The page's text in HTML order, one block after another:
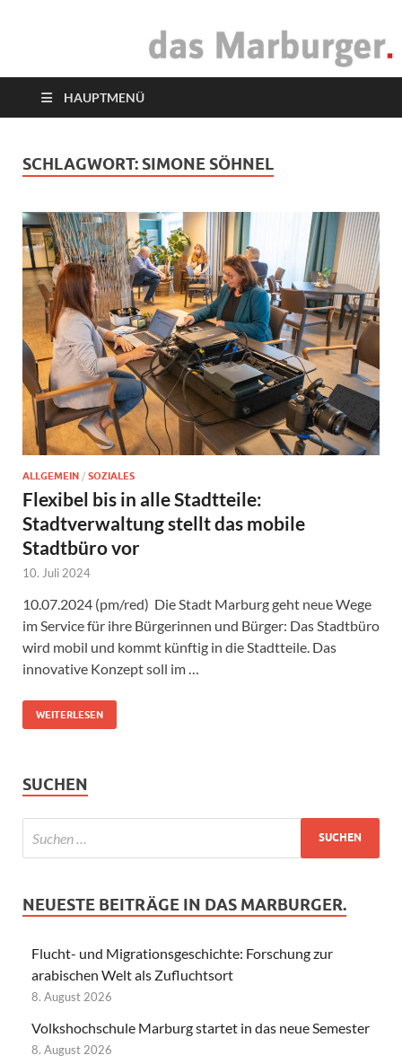
das Marburger.
HAUPTMENÜ
SCHLAGWORT: SIMONE SÖHNEL
ALLGEMEIN / SOZIALES
Flexibel bis in alle Stadtteile:
Stadtverwaltung stellt das mobile
Stadtbüro vor
10. Juli 2024
10.07.2024 (pm/red) Die Stadt Marburg geht neue Wege
im Service für ihre Bürgerinnen und Bürger: Das Stadtbüro
wird mobil und kommt künftig in die Stadtteile. Das
innovative Konzept soll im …
WEITERLESEN
SUCHEN
NEUESTE BEITRÄGE IN DAS MARBURGER.
Flucht- und Migrationsgeschichte: Forschung zur
arabischen Welt als Zufluchtsort
8. August 2026
Volkshochschule Marburg startet in das neue Semester
8. August 2026